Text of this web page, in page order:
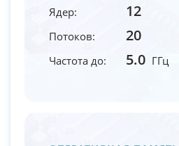
Ядер: 12
Потоков: 20
Частота до: 5.0 ГГц